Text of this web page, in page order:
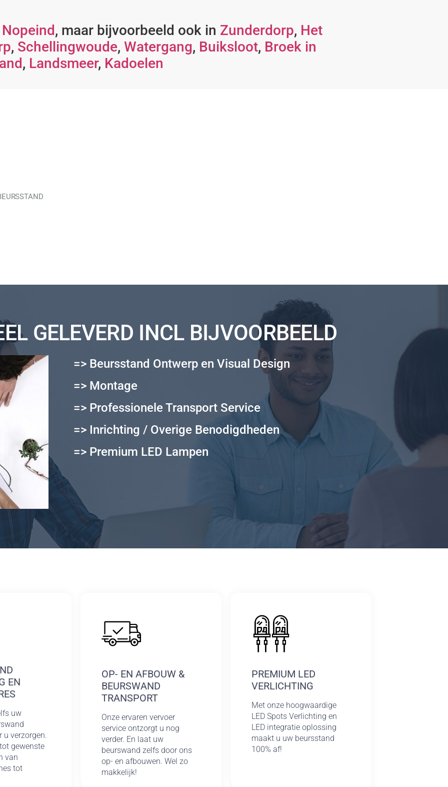
, maar bijvoorbeeld ook in Zunderdorp, Het
, Schellingwoude, Watergang, Buiksloot, Broek in
, Landsmeer, Kadoelen
GELEVERD INCL BIJVOORBEELD
=> Beursstand Ontwerp en Visual Design
=> Montage
=> Professionele Transport Service
=> Inrichting / Overige Benodigdheden
=> Premium LED Lampen
EN
uw
u verzorgen.
gewenste
van
tot
OP- EN AFBOUW &
BEURSWAND
TRANSPORT
Onze ervaren vervoer
service ontzorgt u nog
verder. En laat uw
beurswand zelfs door ons
op- en afbouwen. Wel zo
makkelijk!
PREMIUM LED
VERLICHTING
Met onze hoogwaardige
LED Spots Verlichting en
LED integratie oplossing
maakt u uw beursstand
100% af!